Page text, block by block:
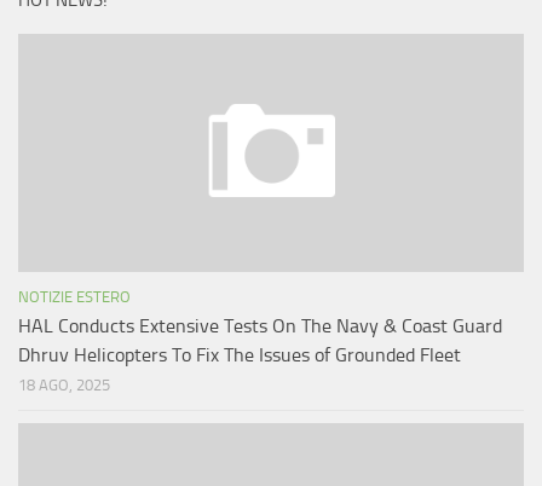
NOTIZIE ESTERO
HAL Conducts Extensive Tests On The Navy & Coast Guard
Dhruv Helicopters To Fix The Issues of Grounded Fleet
18 AGO, 2025